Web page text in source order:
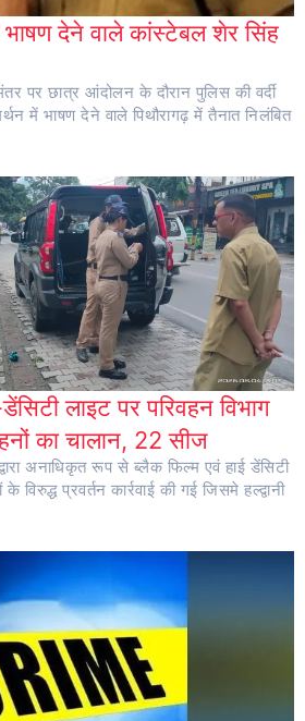
भाषण देने वाले कांस्टेबल शेर सिंह
पर छात्र आंदोलन के दौरान पुलिस की वर्दी
में भाषण देने वाले पिथौरागढ़ में तैनात निलंबित
लाइट पर परिवहन विभाग
का चालान, 22 सीज
अनाधिकृत रूप से ब्लैक फिल्म एवं हाई डेंसिटी
विरुद्ध प्रवर्तन कार्रवाई की गई जिसमे हल्द्वानी